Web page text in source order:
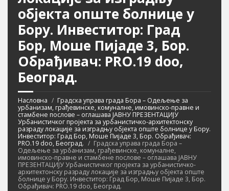
објекта опште болнице у
Бору. Инвеститор: Град
Бор, Моше Пијаде 3, Бор.
Обрађивач: PRO.19 doo,
Београд.
Насловна
Градска управа града Бора – Одељење за
урбанизам, грађевинске, комуналне, имовинско-правне и
стамбене послове – оглашава ЈАВНУ ПРЕЗЕНТАЦИЈУ
Урбанистичког пројекта за урбанистичко-архитектонску
разраду локације за изградњу објекта опште болнице у Бору.
Инвеститор: Град Бор, Моше Пијаде 3, Бор. Обрађивач:
PRO.19 doo, Београд.
Градска управа града Бора –
Одељење за урбанизам, грађевинске, комуналне,
имовинско-правне и стамбене послове – оглашава ЈАВНУ
ПРЕЗЕНТАЦИЈУ Урбанистичког пројекта за урбанистичко-
архитектонску разраду локације за изградњу објекта опште
болнице у Бору. Инвеститор: Град Бор, Моше Пијаде 3, Бор.
Обрађивач: PRO.19 doo, Београд.